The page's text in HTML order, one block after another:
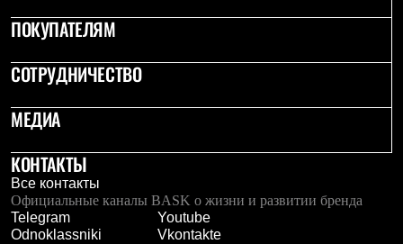
Брюки
Детская одежда
Утепленная пухом
Комбинезоны
Брюки
Утепленная синтетикой
Куртки
Брюки
Лёгкая одежда
Футболки
Толстовки
ПОКУПАТЕЛЯМ
СОТРУДНИЧЕСТВО
МЕДИА
КОНТАКТЫ
Все контакты
Официальные каналы BASK о жизни и развитии бренда
Telegram
Youtube
Odnoklassniki
Vkontakte